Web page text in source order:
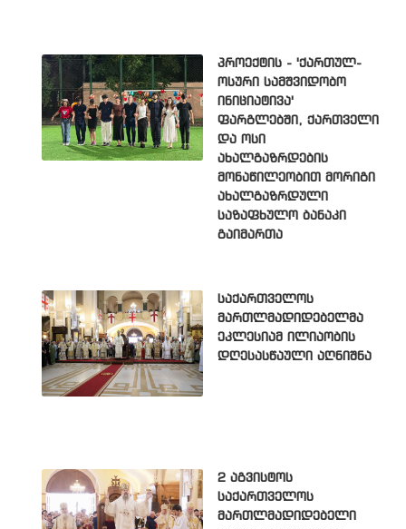
პროექტის - 'ქართულ-
ოსური სამშვიდობო
ინიციატივა'
ფარგლებში, ქართველი
და ოსი
ახალგაზრდების
მონაწილეობით მორიგი
ახალგაზრდული
საზაფხულო ბანაკი
გაიმართა
საქართველოს
მართლმადიდებელმა
ეკლესიამ ილიაობის
დღესასწაული აღნიშნა
2 აგვისტოს
საქართველოს
მართლმადიდებელი